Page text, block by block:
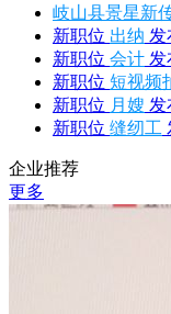
岐山县景星新
新职位 出纳 发
新职位 会计 发
新职位 短视频
新职位 月嫂 发
新职位 缝纫工
企业推荐
更多